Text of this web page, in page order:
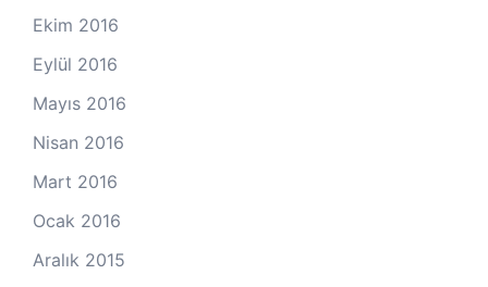
Ekim 2016
Eylül 2016
Mayıs 2016
Nisan 2016
Mart 2016
Ocak 2016
Aralık 2015